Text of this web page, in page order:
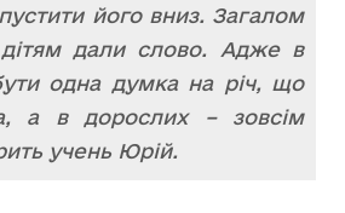
його вниз. Загалом
дали слово. Адже в
одна думка на річ, що
а в дорослих – зовсім
учень Юрій.